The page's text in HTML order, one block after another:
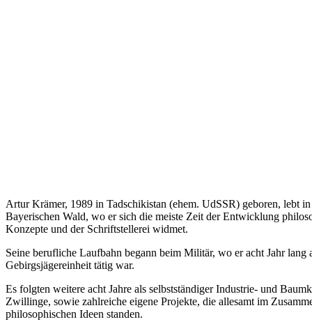
Artur Krämer, 1989 in Tadschikistan (ehem. UdSSR) geboren, lebt
Bayerischen Wald, wo er sich die meiste Zeit der Entwicklung
Konzepte und der Schriftstellerei widmet.
Seine berufliche Laufbahn begann beim Militär, wo er acht Jahr lang
Gebirgsjägereinheit tätig war.
Es folgten weitere acht Jahre als selbstständiger Industrie- und
Zwillinge, sowie zahlreiche eigene Projekte, die allesamt im
philosophischen Ideen standen.